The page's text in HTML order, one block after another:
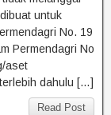
untuk
No. 19
Permendagri No
aset
dahulu […]
Read Post